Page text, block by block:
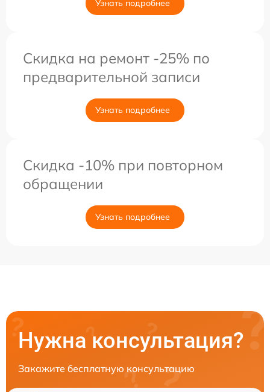
Узнать подробнее
Скидка на ремонт -25% по
предварительной записи
Узнать подробнее
Скидка -10% при повторном
обращении
Узнать подробнее
Нужна консультация?
Закажите бесплатную консультацию